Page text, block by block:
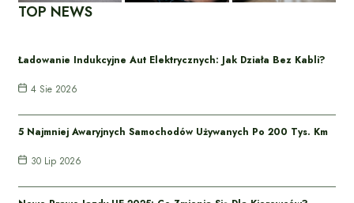
TOP NEWS
Ładowanie Indukcyjne Aut Elektrycznych: Jak Działa Bez Kabli?
4 Sie 2026
5 Najmniej Awaryjnych Samochodów Używanych Po 200 Tys. Km
30 Lip 2026